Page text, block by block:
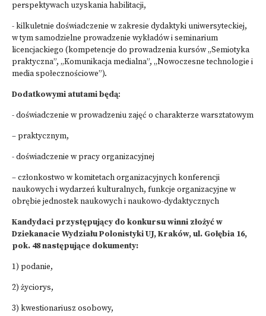
perspektywach uzyskania habilitacji,
- kilkuletnie doświadczenie w zakresie dydaktyki uniwersyteckiej,
w tym samodzielne prowadzenie wykładów i seminarium
licencjackiego (kompetencje do prowadzenia kursów „Semiotyka
praktyczna”, „Komunikacja medialna”, „Nowoczesne technologie i
media społecznościowe”).
Dodatkowymi atutami będą:
- doświadczenie w prowadzeniu zajęć o charakterze warsztatowym
– praktycznym,
- doświadczenie w pracy organizacyjnej
– członkostwo w komitetach organizacyjnych konferencji
naukowych i wydarzeń kulturalnych, funkcje organizacyjne w
obrębie jednostek naukowych i naukowo-dydaktycznych
Kandydaci przystępujący do konkursu winni złożyć w
Dziekanacie Wydziału Polonistyki UJ, Kraków, ul. Gołębia 16,
pok. 48 następujące dokumenty:
1) podanie,
2) życiorys,
3) kwestionariusz osobowy,